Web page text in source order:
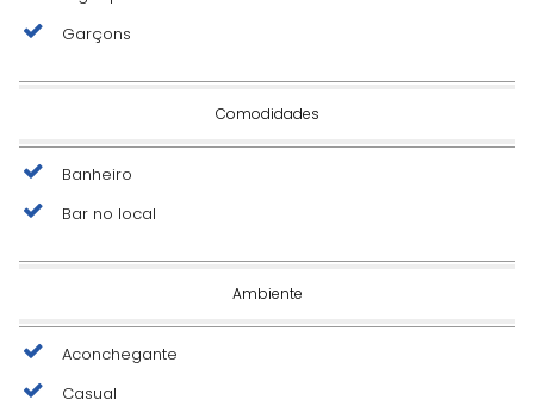
Garçons
Comodidades
Banheiro
Bar no local
Ambiente
Aconchegante
Casual